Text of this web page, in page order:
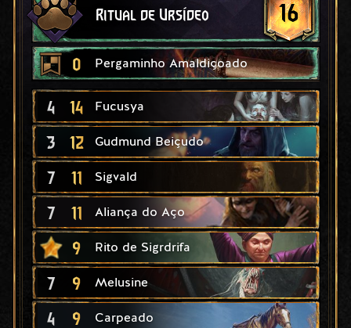
Ritual de Ursídeo 16
0 Pergaminho Amaldiçoado
4 14 Fucusya
3 12 Gudmund Beiçudo
7 11 Sigvald
7 11 Aliança do Aço
9 Rito de Sigrdrifa
7 9 Melusine
4 9 Carpeado